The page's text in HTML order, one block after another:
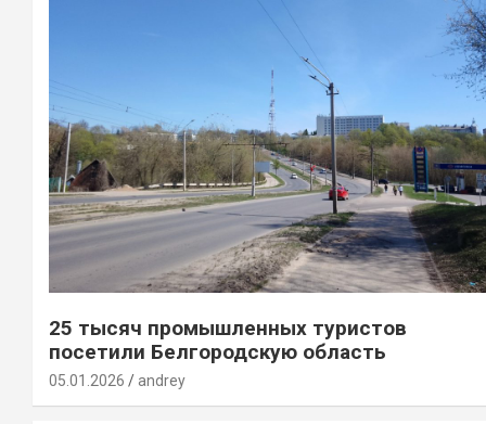
25 тысяч промышленных туристов
посетили Белгородскую область
05.01.2026 andrey